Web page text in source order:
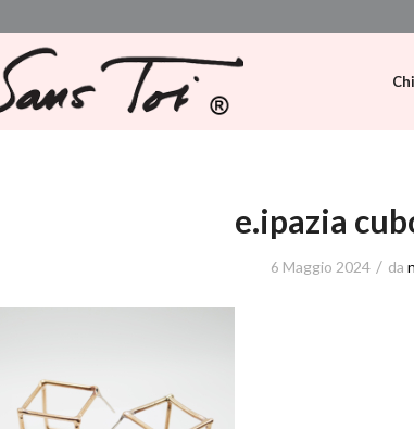
e.ipazia
6 Maggio 2024 / da